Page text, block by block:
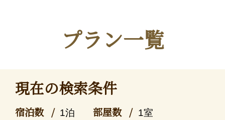
プラン一覧
現在の検索条件
宿泊数 1泊 部屋数 1室